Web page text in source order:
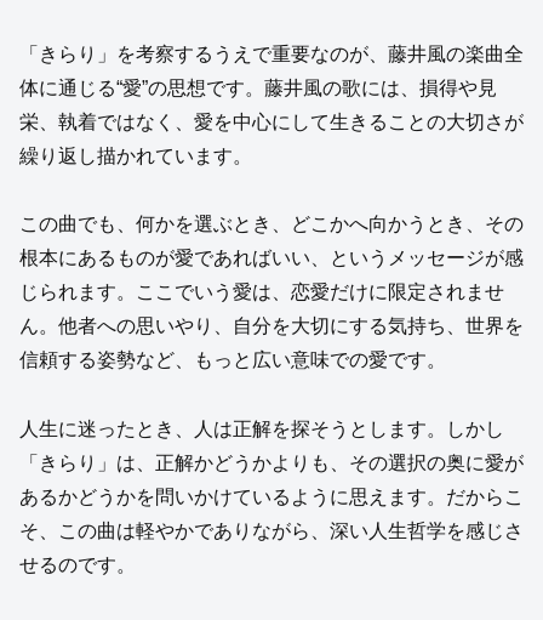
「きらり」を考察するうえで重要なのが、藤井風の楽曲全
体に通じる“愛”の思想です。藤井風の歌には、損得や見
栄、執着ではなく、愛を中心にして生きることの大切さが
繰り返し描かれています。
この曲でも、何かを選ぶとき、どこかへ向かうとき、その
根本にあるものが愛であればいい、というメッセージが感
じられます。ここでいう愛は、恋愛だけに限定されませ
ん。他者への思いやり、自分を大切にする気持ち、世界を
信頼する姿勢など、もっと広い意味での愛です。
人生に迷ったとき、人は正解を探そうとします。しかし
「きらり」は、正解かどうかよりも、その選択の奥に愛が
あるかどうかを問いかけているように思えます。だからこ
そ、この曲は軽やかでありながら、深い人生哲学を感じさ
せるのです。